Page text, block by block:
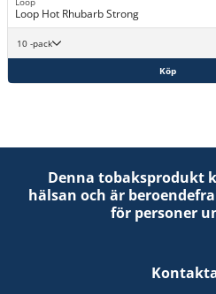
Loop Hot Rhubarb Strong
10 -pack
Köp
Denna tobaksprodukt
hälsan och är
för personer